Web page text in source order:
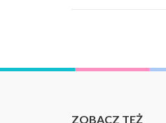
ZOBACZ TEŻ